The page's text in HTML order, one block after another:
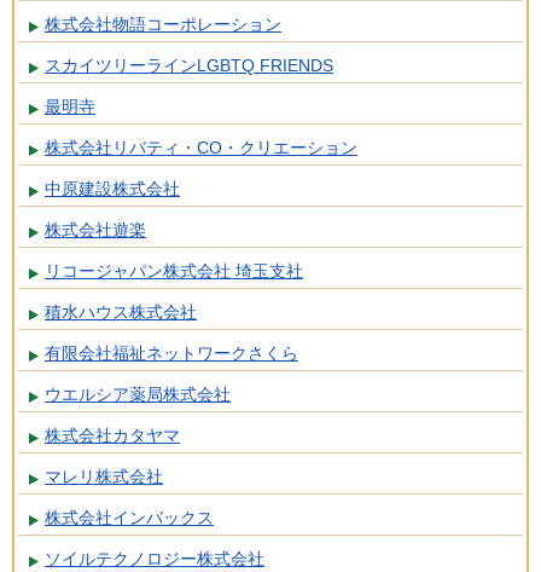
株式会社物語コーポレーション
スカイツリーラインLGBTQ FRIENDS
最明寺
株式会社リバティ・CO・クリエーション
中原建設株式会社
株式会社遊楽
リコージャパン株式会社 埼玉支社
積水ハウス株式会社
有限会社福祉ネットワークさくら
ウエルシア薬局株式会社
株式会社カタヤマ
マレリ株式会社
株式会社インバックス
ソイルテクノロジー株式会社